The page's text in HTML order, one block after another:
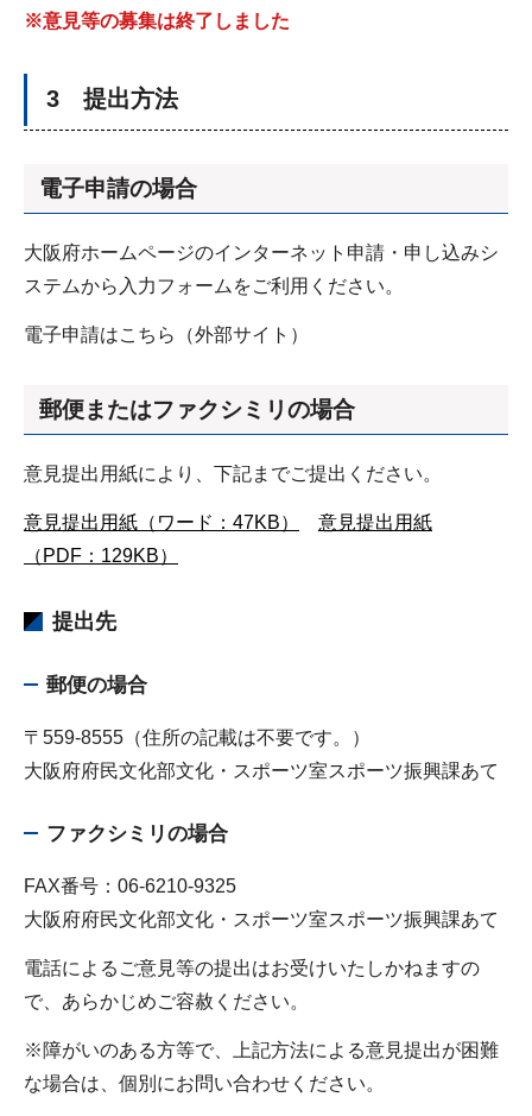
※意見等の募集は終了しました
3 提出方法
電子申請の場合
大阪府ホームページのインターネット申請・申し込みシ
ステムから入力フォームをご利用ください。
電子申請はこちら（外部サイト）
郵便またはファクシミリの場合
意見提出用紙により、下記までご提出ください。
意見提出用紙（ワード：47KB）
意見提出用紙
（PDF：129KB）
提出先
郵便の場合
〒559-8555（住所の記載は不要です。）
大阪府府民文化部文化・スポーツ室スポーツ振興課あて
ファクシミリの場合
FAX番号：06-6210-9325
大阪府府民文化部文化・スポーツ室スポーツ振興課あて
電話によるご意見等の提出はお受けいたしかねますの
で、あらかじめご容赦ください。
※障がいのある方等で、上記方法による意見提出が困難
な場合は、個別にお問い合わせください。